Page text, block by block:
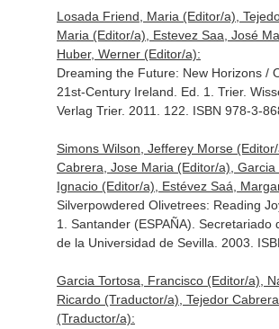
Losada Friend, Maria (Editor/a),
Maria (Editor/a), Estevez Saa, José
Huber, Werner (Editor/a):
Dreaming the Future: New Horizons /
21st-Century Ireland. Ed. 1. Trier.
Verlag Trier. 2011. 122. ISBN 978-3-
Simons Wilson, Jefferey Morse
Cabrera, Jose Maria (Editor/a),
Ignacio (Editor/a), Estévez Saá,
Silverpowdered Olivetrees: Reading
1. Santander (ESPAÑA). Secretariado
de la Universidad de Sevilla. 2003.
Garcia Tortosa, Francisco (Editor/a),
Ricardo (Traductor/a), Tejedor
(Traductor/a):